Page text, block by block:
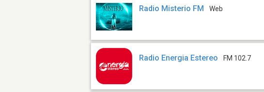
Radio Misterio FM Web
Radio Energia Estereo FM 102.7